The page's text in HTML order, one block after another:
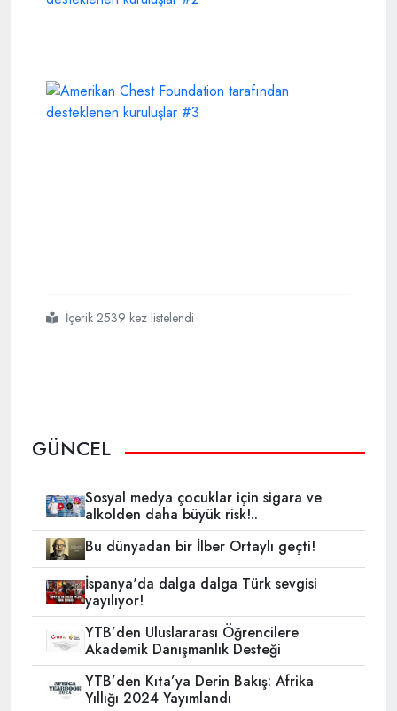
#işte
#amerikan
#beslemesi
#medya
#kuruluşları
İçerik 2539 kez listelendi
GÜNCEL
Sosyal medya çocuklar için sigara ve
alkolden daha büyük risk!..
Bu dünyadan bir İlber Ortaylı geçti!
İspanya'da dalga dalga Türk sevgisi
yayılıyor!
YTB’den Uluslararası Öğrencilere
Akademik Danışmanlık Desteği
YTB’den Kıta’ya Derin Bakış: Afrika
Yıllığı 2024 Yayımlandı